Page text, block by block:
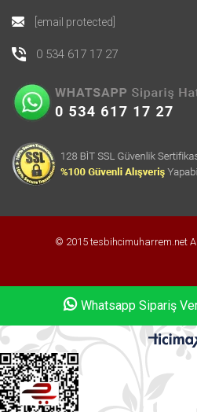
Whatsapp Sipariş
[email protected]
0 534 617 17 27
© 2015 tesbihcimuharrem.net
Whatsapp Sipariş